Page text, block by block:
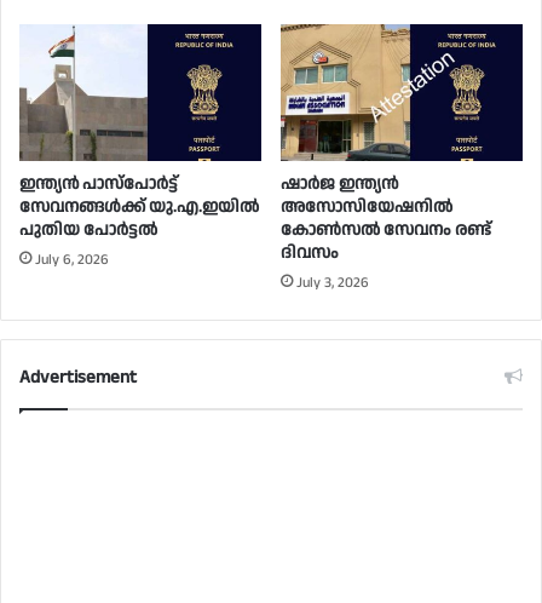
ഇന്ത്യൻ പാസ്പോർട്ട്
സേവനങ്ങൾക്ക് യു.എ.ഇയിൽ
പുതിയ പോർട്ടൽ
July 6, 2026
ഷാർജ ഇന്ത്യൻ
അസോസിയേഷനിൽ
കോൺസൽ സേവനം രണ്ട്
ദിവസം
July 3, 2026
Advertisement